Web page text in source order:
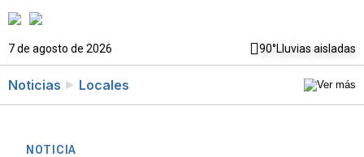
7 de agosto de 2026 90°Lluvias aisladas
Noticias Locales
NOTICIA